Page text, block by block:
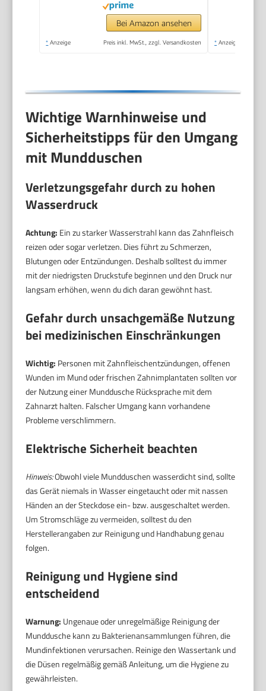
Bei Amazon ansehen
* Anzeige Preis inkl. MwSt., zzgl. Versandkosten * Anzeige
Wichtige Warnhinweise und
Sicherheitstipps für den Umgang
mit Mundduschen
Verletzungsgefahr durch zu hohen
Wasserdruck
Achtung: Ein zu starker Wasserstrahl kann das Zahnfleisch
reizen oder sogar verletzen. Dies führt zu Schmerzen,
Blutungen oder Entzündungen. Deshalb solltest du immer
mit der niedrigsten Druckstufe beginnen und den Druck nur
langsam erhöhen, wenn du dich daran gewöhnt hast.
Gefahr durch unsachgemäße Nutzung
bei medizinischen Einschränkungen
Wichtig: Personen mit Zahnfleischentzündungen, offenen
Wunden im Mund oder frischen Zahnimplantaten sollten vor
der Nutzung einer Munddusche Rücksprache mit dem
Zahnarzt halten. Falscher Umgang kann vorhandene
Probleme verschlimmern.
Elektrische Sicherheit beachten
Hinweis:Obwohl viele Mundduschen wasserdicht sind, sollte
das Gerät niemals in Wasser eingetaucht oder mit nassen
Händen an der Steckdose ein- bzw. ausgeschaltet werden.
Um Stromschläge zu vermeiden, solltest du den
Herstellerangaben zur Reinigung und Handhabung genau
folgen.
Reinigung und Hygiene sind
entscheidend
Warnung: Ungenaue oder unregelmäßige Reinigung der
Munddusche kann zu Bakterienansammlungen führen, die
Mundinfektionen verursachen. Reinige den Wassertank und
die Düsen regelmäßig gemäß Anleitung, um die Hygiene zu
gewährleisten.